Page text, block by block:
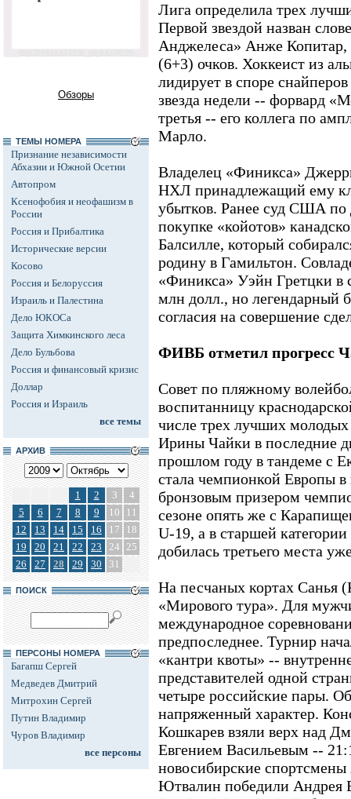
Обзоры
ТЕМЫ НОМЕРА
Признание независимости
Абхазии и Южной Осетии
Автопром
Ксенофобия и неофашизм в
России
Россия и Прибалтика
Исторические версии
Косово
Россия и Белоруссия
Израиль и Палестина
Дело ЮКОСа
Защита Химкинского леса
Дело Бульбова
Россия и финансовый кризис
Доллар
Россия и Израиль
все темы
АРХИВ
1 2 3
4
5
6 7 8 9 10
11
12
13 14 15 16 17
18
19
20 21 22 23 24 25
26
27 28 29 30 31
ПОИСК
ПЕРСОНЫ НОМЕРА
Багапш Сергей
Медведев Дмитрий
Митрохин Сергей
Путин Владимир
Чуров Владимир
все персоны
Лига определила трех
Первой звездой назван
Анджелеса» Анже Копитар,
(6+3) очков. Хоккеист из
лидирует в споре
звезда недели -- форвард
третья -- его коллега по
Марло.
Владелец «Финикса»
НХЛ принадлежащий ему
убытков. Ранее суд США по
покупке «койотов»
Балсилле, который
родину в Гамильтон.
«Финикса» Уэйн Гретцки в
млн долл., но легендарный
согласия на совершение
ФИВБ отметил прогресс
Совет по пляжному
воспитанницу
числе трех лучших
Ирины Чайки в последние
прошлом году в тандеме с
стала чемпионкой Европы в
бронзовым призером
сезоне опять же с
U-19, а в старшей
добилась третьего места
На песчаных кортах Санья
«Мирового тура». Для
международное
предпоследнее. Турнир
«кантри квоты» --
представителей одной
четыре российские пары.
напряженный характер.
Кошкарев взяли верх над
Евгением Васильевым --
новосибирские
Ютвалин победили Андрея